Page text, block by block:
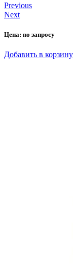
Previous
Next
Цена: по запросу
Добавить в корзину